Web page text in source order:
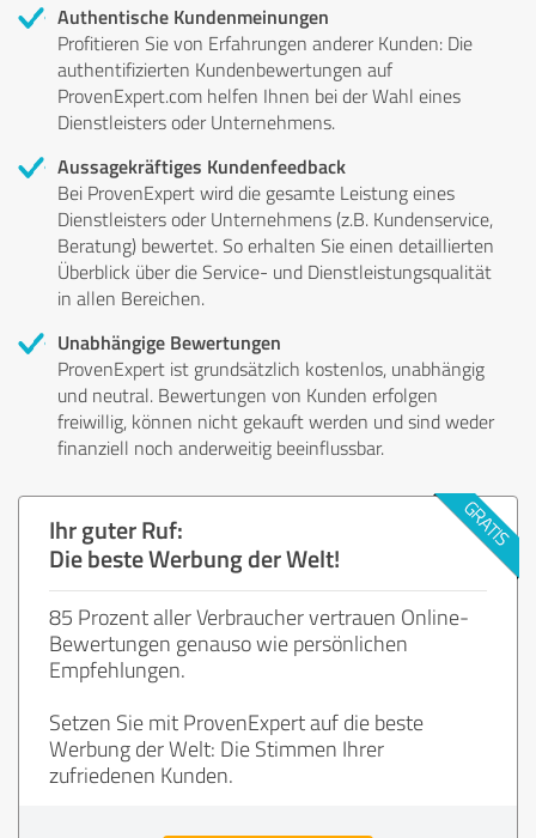
Authentische Kundenmeinungen
Profitieren Sie von Erfahrungen anderer Kunden: Die
authentifizierten Kundenbewertungen auf
ProvenExpert.com helfen Ihnen bei der Wahl eines
Dienstleisters oder Unternehmens.
Aussagekräftiges Kundenfeedback
Bei ProvenExpert wird die gesamte Leistung eines
Dienstleisters oder Unternehmens (z.B. Kundenservice,
Beratung) bewertet. So erhalten Sie einen detaillierten
Überblick über die Service- und Dienstleistungsqualität
in allen Bereichen.
Unabhängige Bewertungen
ProvenExpert ist grundsätzlich kostenlos, unabhängig
und neutral. Bewertungen von Kunden erfolgen
freiwillig, können nicht gekauft werden und sind weder
finanziell noch anderweitig beeinflussbar.
Ihr guter Ruf:
Die beste Werbung der Welt!
85 Prozent aller Verbraucher vertrauen Online-
Bewertungen genauso wie persönlichen
Empfehlungen.
Setzen Sie mit ProvenExpert auf die beste
Werbung der Welt: Die Stimmen Ihrer
zufriedenen Kunden.